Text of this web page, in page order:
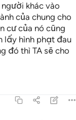
khác vào
của chung cho
cư của nó cũng
lấy hình phạt đau
đó thì TA sẽ cho